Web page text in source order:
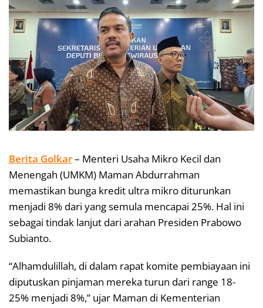
Berita Golkar– Menteri Usaha Mikro Kecil dan
Menengah (UMKM) Maman Abdurrahman
memastikan bunga kredit ultra mikro diturunkan
menjadi 8% dari yang semula mencapai 25%. Hal ini
sebagai tindak lanjut dari arahan Presiden Prabowo
Subianto.
“Alhamdulillah, di dalam rapat komite pembiayaan ini
diputuskan pinjaman mereka turun dari range 18-
25% menjadi 8%,” ujar Maman di Kementerian